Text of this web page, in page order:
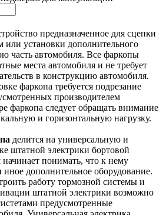
предназначенное для сцепки
или установки дополнительного
часть автомобиля. Все фаркопы
места автомобиля и не требует
в конструкцию автомобиля.
фаркопа требуется подрезание
производителем
фаркопа следует обращать внимание
и горизонтальную нагрузку.
делится на универсальную и
штатной электрики бортовой
понимать, что к нему
дополнительное оборудование.
работу тормозной системы и
штатной электрики возможно
предусмотренные